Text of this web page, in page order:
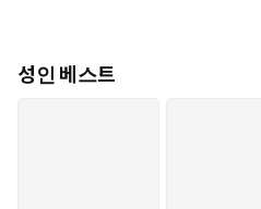
성인 베스트